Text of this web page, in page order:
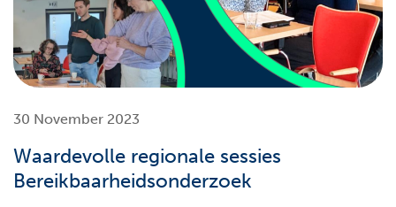
30 November 2023
Waardevolle regionale sessies
Bereikbaarheidsonderzoek